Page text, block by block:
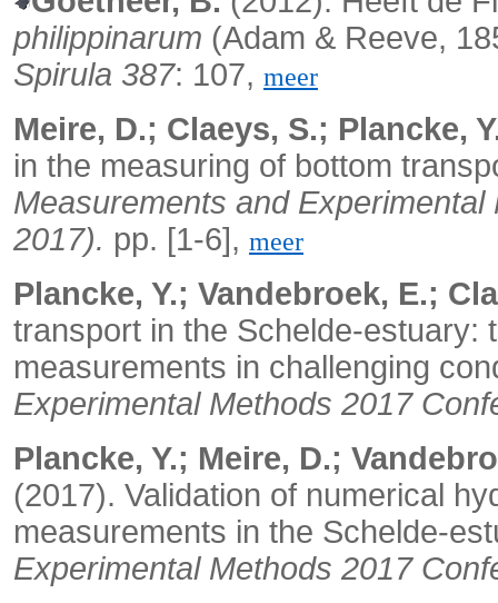
philippinarum (Adam & Reeve,
Spirula 387: 107, meer
Meire, D.; Claeys, S.; Plancke,
in the measuring of bottom
Measurements and
2017). pp. [1-6], meer
Plancke, Y.; Vandebroek, E.;
transport in the Schelde-estuary:
measurements in challenging
Experimental Methods 2017
Plancke, Y.; Meire, D.;
(2017). Validation of numerical
measurements in the Schelde-
Experimental Methods 2017